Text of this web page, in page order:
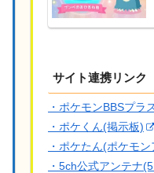
サイト連携リンク
・ポケモンBBSプラ
・ポケくん(掲示板)
・ポケたん(ポケモ
・5ch公式アンテナ